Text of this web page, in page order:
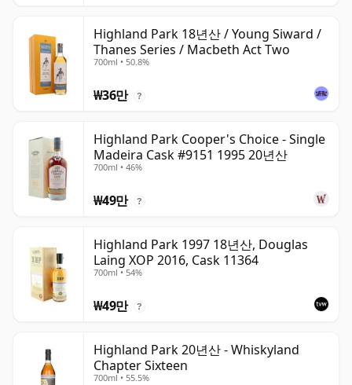
Highland Park 18년산 / Young Siward /
Thanes Series / Macbeth Act Two
700ml • 50.8%
₩36만 ?
Highland Park Cooper's Choice - Single
Madeira Cask #9151 1995 20년산
700ml • 46%
₩49만 ?
Highland Park 1997 18년산, Douglas
Laing XOP 2016, Cask 11364
700ml • 54%
₩49만 ?
Highland Park 20년산 - Whiskyland
Chapter Sixteen
700ml • 55.5%